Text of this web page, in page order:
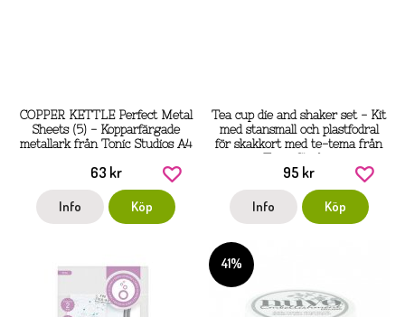
COPPER KETTLE Perfect Metal
Sheets (5) - Kopparfärgade
metallark från Tonic Studios A4
63 kr
Info Köp
Tea cup die and shaker set - Kit
med stansmall och plastfodral
för skakkort med te-tema från
Tonic Studios
95 kr
Info Köp
41%